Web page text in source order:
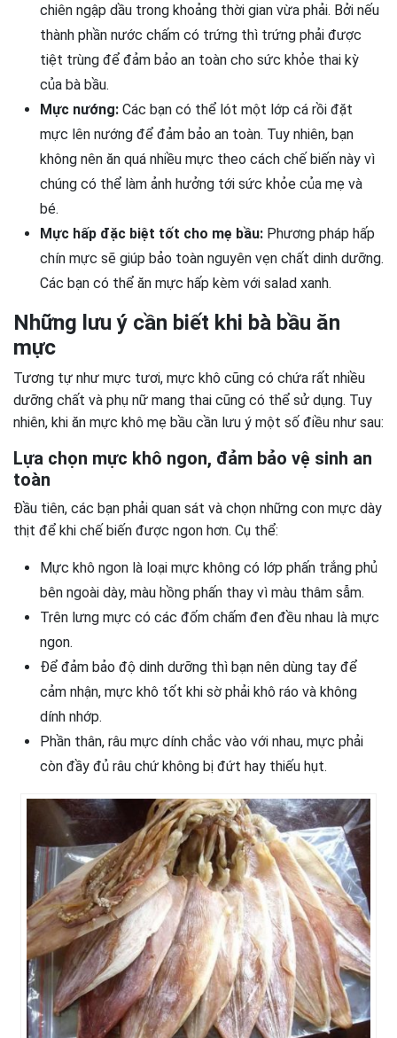
chiên ngập dầu trong khoảng thời gian vừa phải. Bởi nếu
thành phần nước chấm có trứng thì trứng phải được
tiệt trùng để đảm bảo an toàn cho sức khỏe thai kỳ
của bà bầu.
Mực nướng: Các bạn có thể lót một lớp cá rồi đặt
mực lên nướng để đảm bảo an toàn. Tuy nhiên, bạn
không nên ăn quá nhiều mực theo cách chế biến này vì
chúng có thể làm ảnh hưởng tới sức khỏe của mẹ và
bé.
Mực hấp đặc biệt tốt cho mẹ bầu: Phương pháp hấp
chín mực sẽ giúp bảo toàn nguyên vẹn chất dinh dưỡng.
Các bạn có thể ăn mực hấp kèm với salad xanh.
Những lưu ý cần biết khi bà bầu ăn
mực
Tương tự như mực tươi, mực khô cũng có chứa rất nhiều
dưỡng chất và phụ nữ mang thai cũng có thể sử dụng. Tuy
nhiên, khi ăn mực khô mẹ bầu cần lưu ý một số điều như sau:
Lựa chọn mực khô ngon, đảm bảo vệ sinh an
toàn
Đầu tiên, các bạn phải quan sát và chọn những con mực dày
thịt để khi chế biến được ngon hơn. Cụ thể:
Mực khô ngon là loại mực không có lớp phấn trắng phủ
bên ngoài dày, màu hồng phấn thay vì màu thâm sẫm.
Trên lưng mực có các đốm chấm đen đều nhau là mực
ngon.
Để đảm bảo độ dinh dưỡng thì bạn nên dùng tay để
cảm nhận, mực khô tốt khi sờ phải khô ráo và không
dính nhớp.
Phần thân, râu mực dính chắc vào với nhau, mực phải
còn đầy đủ râu chứ không bị đứt hay thiếu hụt.